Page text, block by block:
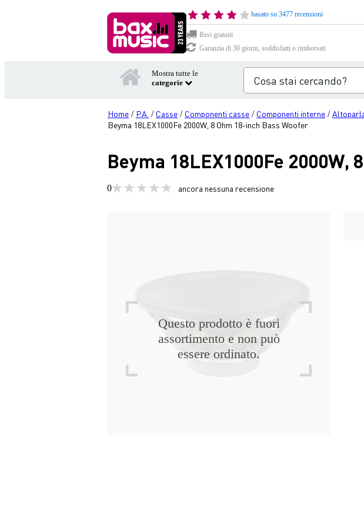
basato su 3477 recensioni
Resi gratuiti
Garanzia di 30 giorni, soddisfatti o rimborsati
Mostra tutte le
categorie
Home / P.A. / Casse / Componenti casse / Componenti interne /
Beyma 18LEX1000Fe 2000W, 8 Ohm 18-inch Bass Woofer
Beyma 18LEX1000Fe 2000W,
0 ancora nessuna recensione
Questo prodotto è fuori
assortimento e non può
essere ordinato.